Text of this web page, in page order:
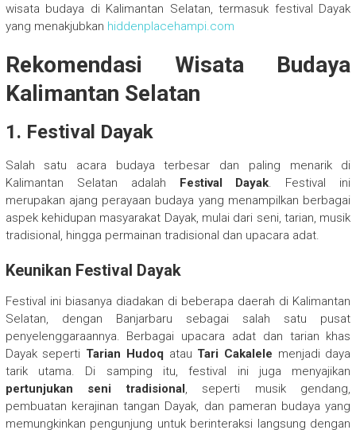
wisata budaya di Kalimantan Selatan, termasuk festival Dayak
yang menakjubkan hiddenplacehampi.com
Rekomendasi Wisata Budaya
Kalimantan Selatan
1. Festival Dayak
Salah satu acara budaya terbesar dan paling menarik di
Kalimantan Selatan adalah
Festival Dayak. Festival ini
merupakan ajang perayaan budaya yang menampilkan berbagai
aspek kehidupan masyarakat Dayak, mulai dari seni, tarian, musik
tradisional, hingga permainan tradisional dan upacara adat.
Keunikan Festival Dayak
Festival ini biasanya diadakan di beberapa daerah di Kalimantan
Selatan, dengan Banjarbaru sebagai salah satu pusat
penyelenggaraannya. Berbagai upacara adat dan tarian khas
Dayak seperti Tarian Hudoq atau Tari Cakalele menjadi daya
tarik utama. Di samping itu, festival ini juga menyajikan
pertunjukan seni tradisional , seperti musik gendang,
pembuatan kerajinan tangan Dayak, dan pameran budaya yang
memungkinkan pengunjung untuk berinteraksi langsung dengan